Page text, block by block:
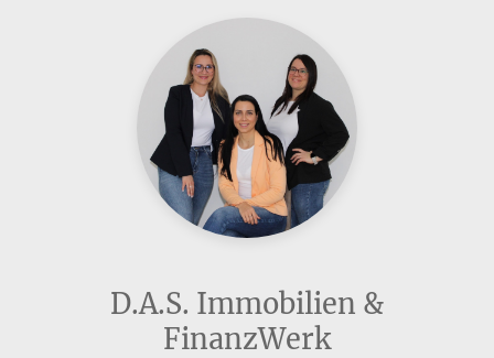
D.A.S. Immobilien &
FinanzWerk